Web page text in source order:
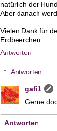
natürlich der
Aber danach
Vielen Dank für
Erdbeerchen
Antworten
Antworten
gafi1
Gerne
Antworten